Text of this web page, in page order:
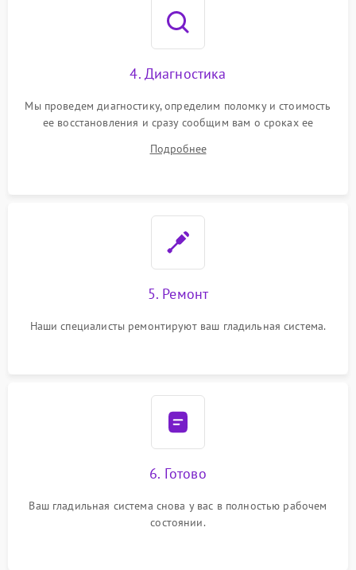
4. Диагностика
Мы проведем диагностику, определим поломку и стоимость
ее восстановления и сразу сообщим вам о сроках ее
Подробнее
5. Ремонт
Наши специалисты ремонтируют ваш гладильная система.
6. Готово
Ваш гладильная система снова у вас в полностью рабочем
состоянии.